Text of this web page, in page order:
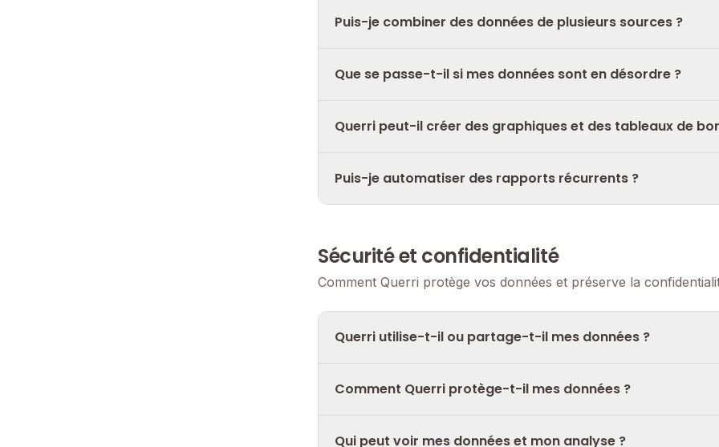
Puis-je combiner des données de plusieurs sources ?
Que se passe-t-il si mes données sont en désordre ?
Querri peut-il créer des graphiques et des tableaux de
Puis-je automatiser des rapports récurrents ?
Sécurité et confidentialité
Comment Querri protège vos données et préserve la
Querri utilise-t-il ou partage-t-il mes données ?
Comment Querri protège-t-il mes données ?
Qui peut voir mes données et mon analyse ?